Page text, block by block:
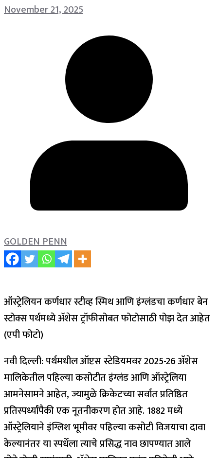
November 21, 2025
GOLDEN PENN
ऑस्ट्रेलियन कर्णधार स्टीव्ह स्मिथ आणि इंग्लंडचा कर्णधार बेन
स्टोक्स पर्थमध्ये ॲशेस ट्रॉफीसोबत फोटोसाठी पोझ देत आहेत
(एपी फोटो)
नवी दिल्ली: पर्थमधील ऑप्टस स्टेडियमवर 2025-26 ॲशेस
मालिकेतील पहिल्या कसोटीत इंग्लंड आणि ऑस्ट्रेलिया
आमनेसामने आहेत, ज्यामुळे क्रिकेटच्या सर्वात प्रतिष्ठित
प्रतिस्पर्ध्यांपैकी एक नूतनीकरण होत आहे. 1882 मध्ये
ऑस्ट्रेलियाने इंग्लिश भूमीवर पहिल्या कसोटी विजयाचा दावा
केल्यानंतर या स्पर्धेला त्याचे प्रसिद्ध नाव छापण्यात आले